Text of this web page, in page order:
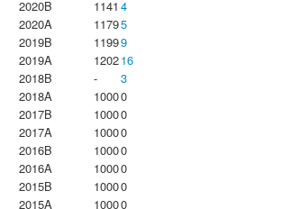
2020B
1141 4
2020A
11795
2019B
11999
2019A
120216
2018B
-
3
2018A
10000
2017B
10000
2017A
10000
2016B
10000
2016A
10000
2015B
10000
2015A
10000